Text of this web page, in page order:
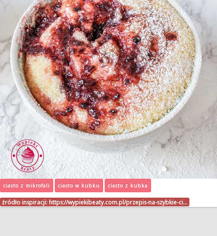
ciasto z mikrofali ciasto w kubku ciasto z kubka
źródło inspiracji: https://wypiekibeaty.com.pl/przepis-na-szybkie-ci…